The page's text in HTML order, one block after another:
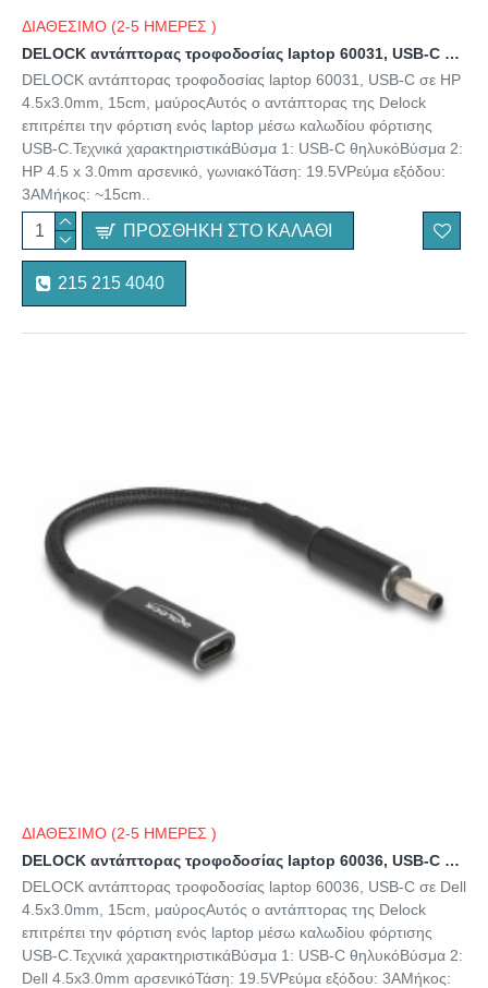
ΔΙΑΘΕΣΙΜΟ (2-5 ΗΜΕΡΕΣ )
DELOCK αντάπτορας τροφοδοσίας laptop 60031, USB-C σε HP 4.5x3.0mm, 15cm, μαύρος
DELOCK αντάπτορας τροφοδοσίας laptop 60031, USB-C σε HP
4.5x3.0mm, 15cm, μαύροςΑυτός ο αντάπτορας της Delock
επιτρέπει την φόρτιση ενός laptop μέσω καλωδίου φόρτισης
USB-C.Τεχνικά χαρακτηριστικάΒύσμα 1: USB-C θηλυκόΒύσμα 2:
HP 4.5 x 3.0mm αρσενικό, γωνιακόΤάση: 19.5VΡεύμα εξόδου:
3AΜήκος: ~15cm..
ΠΡΟΣΘΉΚΗ ΣΤΟ ΚΑΛΆΘΙ
215 215 4040
ΔΙΑΘΕΣΙΜΟ (2-5 ΗΜΕΡΕΣ )
DELOCK αντάπτορας τροφοδοσίας laptop 60036, USB-C σε Dell 4.5x3.0mm, 15cm, μαύρος
DELOCK αντάπτορας τροφοδοσίας laptop 60036, USB-C σε Dell
4.5x3.0mm, 15cm, μαύροςΑυτός ο αντάπτορας της Delock
επιτρέπει την φόρτιση ενός laptop μέσω καλωδίου φόρτισης
USB-C.Τεχνικά χαρακτηριστικάΒύσμα 1: USB-C θηλυκόΒύσμα 2:
Dell 4.5x3.0mm αρσενικόΤάση: 19.5VΡεύμα εξόδου: 3AΜήκος: